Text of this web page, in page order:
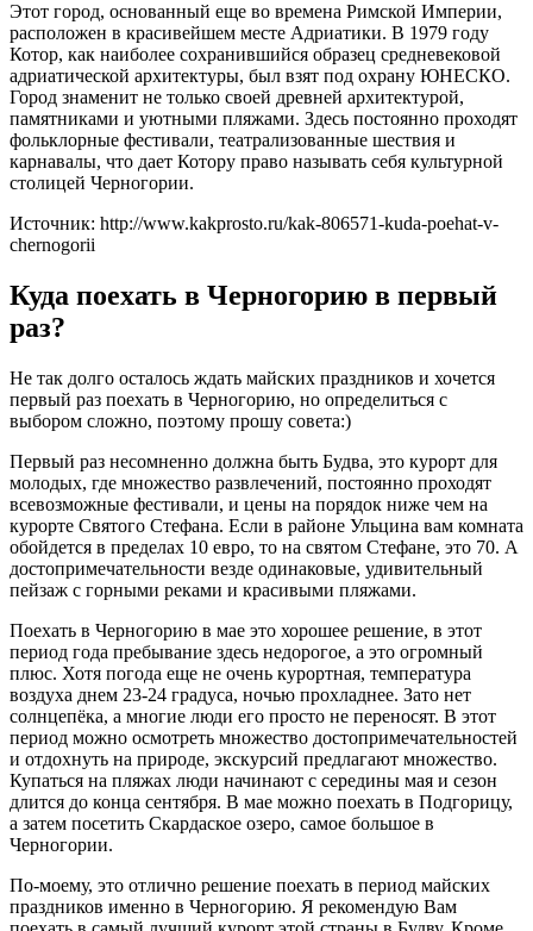
Этот город, основанный еще во времена Римской Империи,
расположен в красивейшем месте Адриатики. В 1979 году
Котор, как наиболее сохранившийся образец средневековой
адриатической архитектуры, был взят под охрану ЮНЕСКО.
Город знаменит не только своей древней архитектурой,
памятниками и уютными пляжами. Здесь постоянно проходят
фольклорные фестивали, театрализованные шествия и
карнавалы, что дает Котору право называть себя культурной
столицей Черногории.
Источник: http://www.kakprosto.ru/kak-806571-kuda-poehat-v-
chernogorii
Куда поехать в Черногорию в первый
раз?
Не так долго осталось ждать майских праздников и хочется
первый раз поехать в Черногорию, но определиться с
выбором сложно, поэтому прошу совета:)
Первый раз несомненно должна быть Будва, это курорт для
молодых, где множество развлечений, постоянно проходят
всевозможные фестивали, и цены на порядок ниже чем на
курорте Святого Стефана. Если в районе Ульцина вам комната
обойдется в пределах 10 евро, то на святом Стефане, это 70. А
достопримечательности везде одинаковые, удивительный
пейзаж с горными реками и красивыми пляжами.
Поехать в Черногорию в мае это хорошее решение, в этот
период года пребывание здесь недорогое, а это огромный
плюс. Хотя погода еще не очень курортная, температура
воздуха днем 23-24 градуса, ночью прохладнее. Зато нет
солнцепёка, а многие люди его просто не переносят. В этот
период можно осмотреть множество достопримечательностей
и отдохнуть на природе, экскурсий предлагают множество.
Купаться на пляжах люди начинают с середины мая и сезон
длится до конца сентября. В мае можно поехать в Подгорицу,
а затем посетить Скардаское озеро, самое большое в
Черногории.
По-моему, это отлично решение поехать в период майских
праздников именно в Черногорию. Я рекомендую Вам